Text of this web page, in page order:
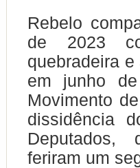
Rebelo
de 2023
quebradeira
em junho
Movimento
dissidência
Deputados,
feriram um